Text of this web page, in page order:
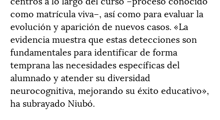
como matrícula viva–, así como para evaluar la
evolución y aparición de nuevos casos. «La
evidencia muestra que estas detecciones son
fundamentales para identificar de forma
temprana las necesidades específicas del
alumnado y atender su diversidad
neurocognitiva, mejorando su éxito educativo»,
ha subrayado Niubó.